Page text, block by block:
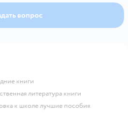
вопрос
книги
литература книги
к школе лучшие пособия